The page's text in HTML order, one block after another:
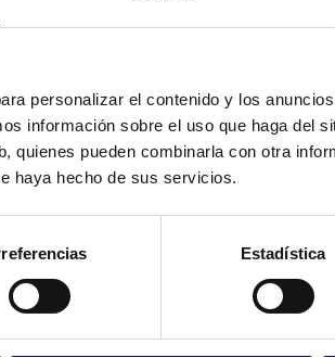
personalizar el contenido y los
información sobre el uso que haga del
quienes pueden combinarla con otra
haya hecho de sus servicios.
Estadística
que consiste en el
pagarés, formularios,
la cual el perito
para identificar
a través de un
prueba dentro de un
la firma, o los grafismos o
propio documento